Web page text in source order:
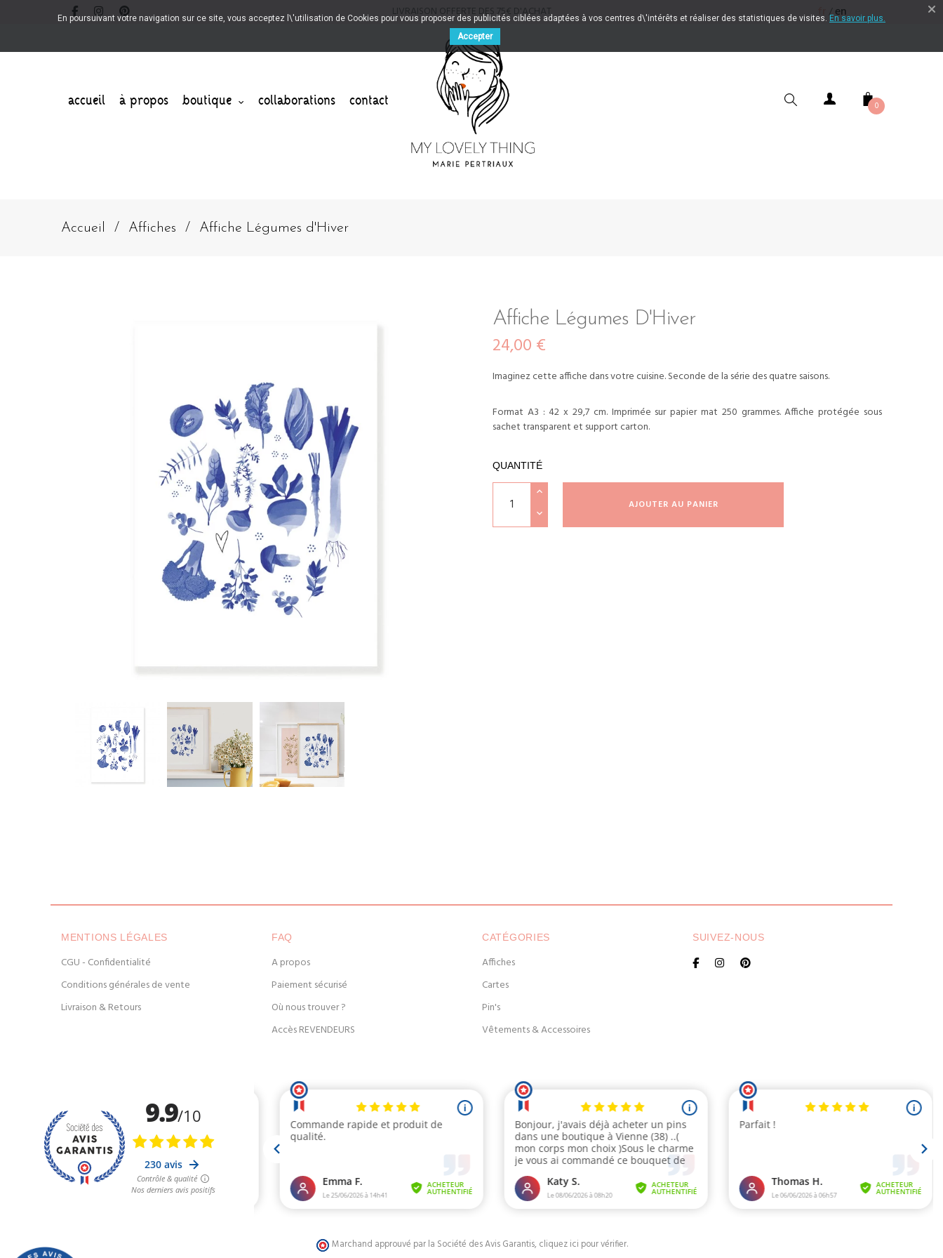
LIVRAISON OFFERTE DES 75€ D'ACHAT fr /en
accueil à propos boutique collaborations contact 0
Accueil Affiches Affiche Légumes d'Hiver
Affiche Légumes D'Hiver
24,00 €
Imaginez cette affiche dans votre cuisine. Seconde de la série des quatre saisons.
Format A3 : 42 x 29,7 cm. Imprimée sur papier mat 250 grammes. Affiche protégée sous
sachet transparent et support carton.
QUANTITÉ
AJOUTER AU PANIER
MENTIONS LÉGALES
CGU - Confidentialité
Conditions générales de vente
Livraison & Retours
FAQ
A propos
Paiement sécurisé
Où nous trouver ?
Accès REVENDEURS
CATÉGORIES
Affiches
Cartes
Pin's
Vêtements & Accessoires
SUIVEZ-NOUS
Marchand approuvé par la Société des Avis Garantis, cliquez ici pour vérifier.
En poursuivant votre navigation sur ce site, vous acceptez l\'utilisation de Cookies pour vous proposer des publicités ciblées adaptées à vos centres d\'intérêts et réaliser des statistiques de visites. En savoir plus.
Accepter